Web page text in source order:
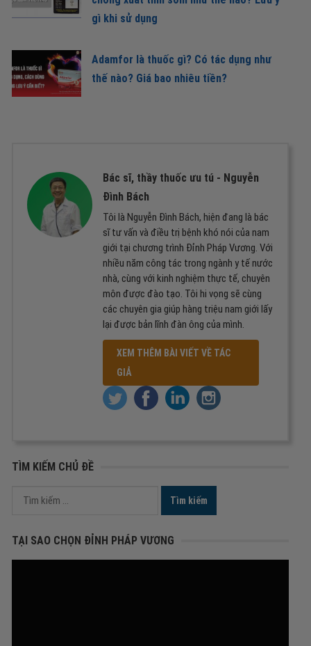
gì khi sử dụng
Adamfor là thuốc gì? Có tác dụng như
thế nào? Giá bao nhiêu tiền?
Bác sĩ, thầy thuốc ưu tú - Nguyễn
Đình Bách
Tôi là Nguyễn Đình Bách, hiện đang là bác
sĩ tư vấn và điều trị bệnh khó nói của nam
giới tại chương trình Đỉnh Pháp Vương. Với
nhiều năm công tác trong ngành y tế nước
nhà, cùng với kinh nghiệm thực tế, chuyên
môn được đào tạo. Tôi hi vọng sẽ cùng
các chuyên gia giúp hàng triệu nam giới lấy
lại được bản lĩnh đàn ông của mình.
XEM THÊM BÀI VIẾT VỀ TÁC
GIẢ
TÌM KIẾM CHỦ ĐỀ
Tìm
TẠI SAO CHỌN ĐỈNH PHÁP VƯƠNG